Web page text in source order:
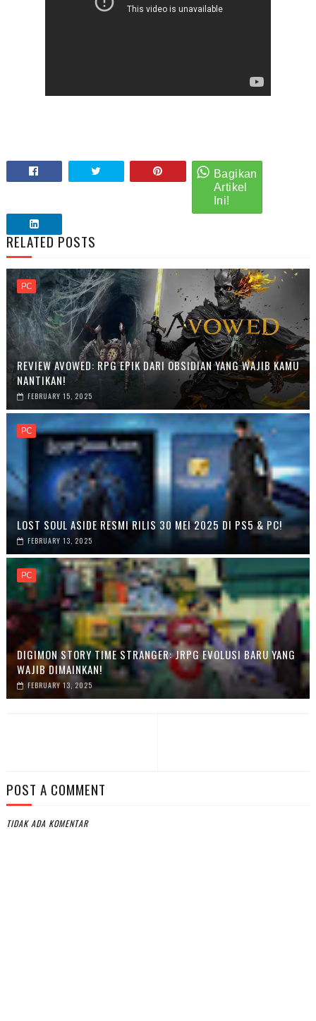
RELATED POSTS
PC
REVIEW AVOWED: RPG EPIK DARI OBSIDIAN YANG WAJIB KAMU
NANTIKAN!
FEBRUARY 15, 2025
PC
LOST SOUL ASIDE RESMI RILIS 30 MEI 2025 DI PS5 & PC!
FEBRUARY 13, 2025
PC
DIGIMON STORY TIME STRANGER: JRPG EVOLUSI BARU YANG
WAJIB DIMAINKAN!
FEBRUARY 13, 2025
POST A COMMENT
TIDAK ADA KOMENTAR